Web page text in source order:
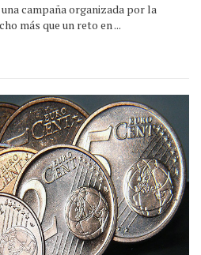
campaña organizada por la
más que un reto en ...